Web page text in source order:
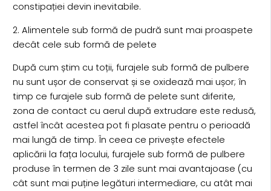
constipației devin inevitabile.
2. Alimentele sub formă de pudră sunt mai proaspete
decât cele sub formă de pelete
După cum știm cu toții, furajele sub formă de pulbere
nu sunt ușor de conservat și se oxidează mai ușor; în
timp ce furajele sub formă de pelete sunt diferite,
zona de contact cu aerul după extrudare este redusă,
astfel încât acestea pot fi plasate pentru o perioadă
mai lungă de timp. În ceea ce privește efectele
aplicării la fața locului, furajele sub formă de pulbere
produse în termen de 3 zile sunt mai avantajoase (cu
cât sunt mai puține legături intermediare, cu atât mai